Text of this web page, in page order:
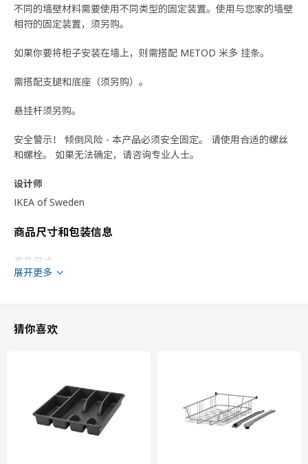
不同的墙壁材料需要使用不同类型的固定装置。使用与您家的墙壁
相符的固定装置，须另购。
如果你要将柜子安装在墙上，则需搭配 METOD 米多 挂条。
需搭配支腿和底座（须另购）。
悬挂杆须另购。
安全警示！ 倾倒风险 - 本产品必须安全固定。 请使用合适的螺丝
和螺栓。 如果无法确定，请咨询专业人士。
设计师
IKEA of Sweden
商品尺寸和包装信息
商品尺寸
框架，纵深
此商品包含9个包装
FRÖJERED 福睿耶瑞德
展开更多
猜你喜欢